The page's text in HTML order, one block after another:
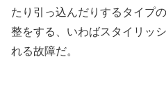
たり引っ込んだりするタイプ
整をする、いわばスタイリッ
れる故障だ。